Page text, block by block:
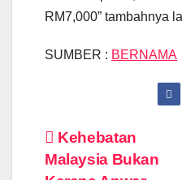
RM7,000” tambahnya
SUMBER : BERNAMA
Post
Kehebatan
Malaysia Bukan